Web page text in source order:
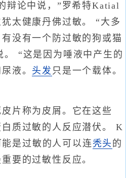
论中说，”罗希特Katial
太健康丹佛过敏。 “大多
没有一个防过敏的狗或猫
“这是因为唾液中产生的
液。 头发 只是一个载体。
称为皮屑。它在这些
白质过敏的人反应潜伏。 K
是过敏的人可以连秃头 的
要的过敏性反应。